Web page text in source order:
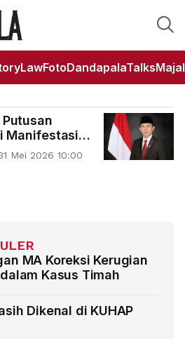
FotoDandapalaTalks
Manifestasi
Mei 2026 10:00
MA Koreksi Kerugian
Kasus Timah
Dikenal di KUHAP